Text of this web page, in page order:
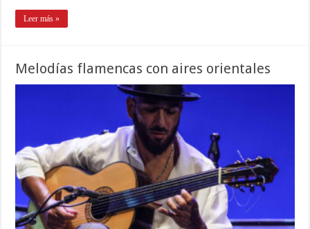
Leer más »
Melodías flamencas con aires orientales